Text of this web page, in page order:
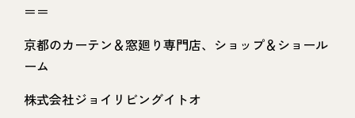
＝＝
京都のカーテン＆窓廻り専門店、ショップ＆ショール
ーム
株式会社ジョイリビングイトオ